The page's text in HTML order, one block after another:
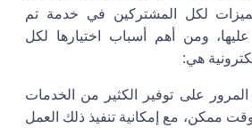
لكل المشتركين في خدمة تم
ومن أهم أسباب اختيارها لكل
هي:
على توفير الكثير من الخدمات
ممكن، مع إمكانية تنفيذ ذلك العمل